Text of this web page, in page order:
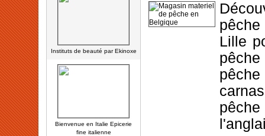
Instituts de beauté par Ekinoxe
Bienvenue en Italie Epicerie
fine italienne
Lille